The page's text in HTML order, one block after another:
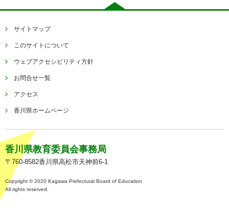
サイトマップ
このサイトについて
ウェブアクセシビリティ方針
お問合せ一覧
アクセス
香川県ホームページ
香川県教育委員会事務局
〒760-8582香川県高松市天神前6-1
Copyright © 2020 Kagawa Prefectural Board of Education
All rights reserved.